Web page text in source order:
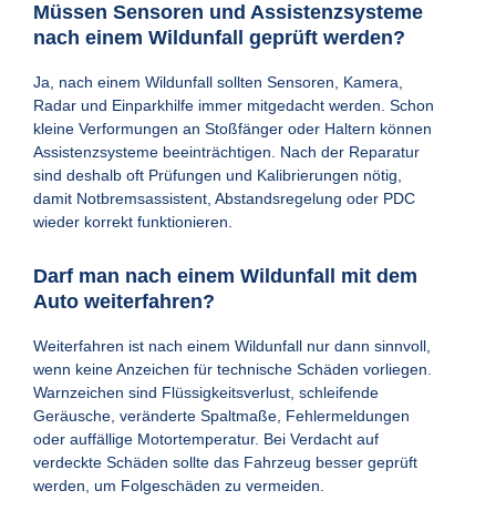
Müssen Sensoren und Assistenzsysteme
nach einem Wildunfall geprüft werden?
Ja, nach einem Wildunfall sollten Sensoren, Kamera,
Radar und Einparkhilfe immer mitgedacht werden. Schon
kleine Verformungen an Stoßfänger oder Haltern können
Assistenzsysteme beeinträchtigen. Nach der Reparatur
sind deshalb oft Prüfungen und Kalibrierungen nötig,
damit Notbremsassistent, Abstandsregelung oder PDC
wieder korrekt funktionieren.
Darf man nach einem Wildunfall mit dem
Auto weiterfahren?
Weiterfahren ist nach einem Wildunfall nur dann sinnvoll,
wenn keine Anzeichen für technische Schäden vorliegen.
Warnzeichen sind Flüssigkeitsverlust, schleifende
Geräusche, veränderte Spaltmaße, Fehlermeldungen
oder auffällige Motortemperatur. Bei Verdacht auf
verdeckte Schäden sollte das Fahrzeug besser geprüft
werden, um Folgeschäden zu vermeiden.